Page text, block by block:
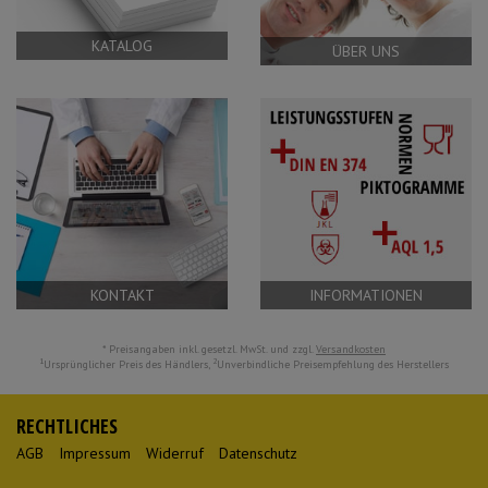
Schürzen
Ärmelschoner
Mundpflege &
Unterlagen und
KATALOG ÜBER UNS
KONTAKT INFORMATIONEN
* Preisangaben inkl. gesetzl. MwSt. und zzgl. Versandkosten
1Ursprünglicher Preis des Händlers, 2Unverbindliche Preisempfehlung des Herstellers
RECHTLICHES
AGB Impressum Widerruf Datenschutz